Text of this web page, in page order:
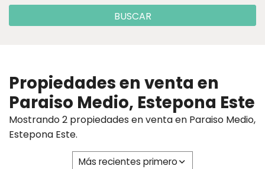
BUSCAR
Propiedades en venta en
Paraiso Medio, Estepona Este
Mostrando 2 propiedades en venta en Paraiso Medio,
Estepona Este.
Más recientes primero